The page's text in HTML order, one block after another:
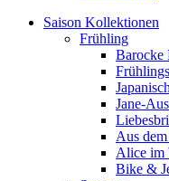
Saison Kollektionen
Frühling
Barocke
Jane-
Aus
Alice im
Bike &